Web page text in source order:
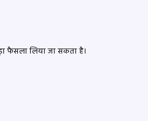
फैसला लिया जा सकता है।